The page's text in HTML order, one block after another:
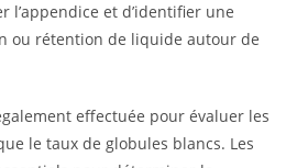
l’appendice et d’identifier une
ou rétention de liquide autour de
effectuée pour évaluer les
le taux de globules blancs. Les